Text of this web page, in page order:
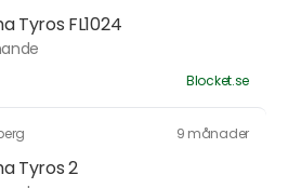
Tyros FL1024
Blocket.se
9 månader
Tyros 2